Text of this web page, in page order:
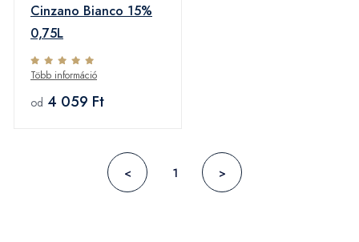
Cinzano Bianco 15%
0,75L
Több információ
od 4 059 Ft
< 1 >